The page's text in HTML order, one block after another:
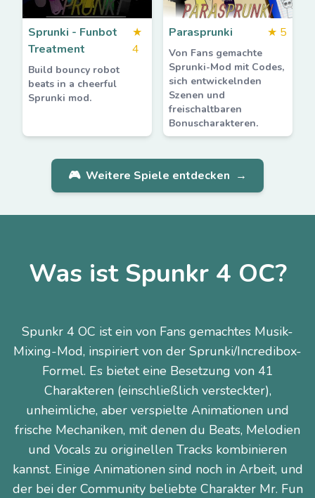
Sprunki - Funbot
Treatment
★
4
Build bouncy robot
beats in a cheerful
Sprunki mod.
Parasprunki ★ 5
Von Fans gemachte
Sprunki-Mod mit Codes,
sich entwickelnden
Szenen und
freischaltbaren
Bonuscharakteren.
🎮 Weitere Spiele entdecken →
Was ist Spunkr 4 OC?
Spunkr 4 OC ist ein von Fans gemachtes Musik-
Mixing-Mod, inspiriert von der Sprunki/Incredibox-
Formel. Es bietet eine Besetzung von 41
Charakteren (einschließlich versteckter),
unheimliche, aber verspielte Animationen und
frische Mechaniken, mit denen du Beats, Melodien
und Vocals zu originellen Tracks kombinieren
kannst. Einige Animationen sind noch in Arbeit, und
der bei der Community beliebte Charakter Mr. Fun